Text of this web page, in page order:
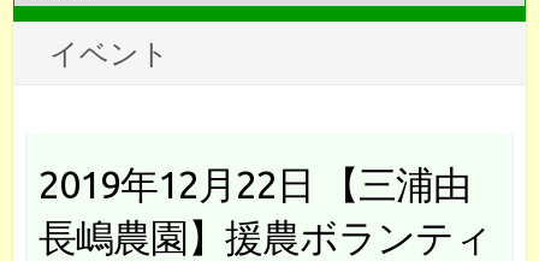
イベント
2019年12月22日 【三浦由
長嶋農園】援農ボランティ